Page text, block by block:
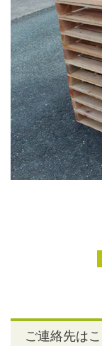
ご連絡先は